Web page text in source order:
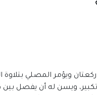
ويؤمر المصلي بتلاوة
تكبير، ويسن له أن